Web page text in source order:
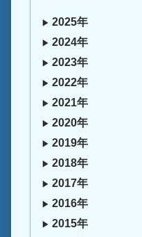
2025年
2024年
2023年
2022年
2021年
2020年
2019年
2018年
2017年
2016年
2015年